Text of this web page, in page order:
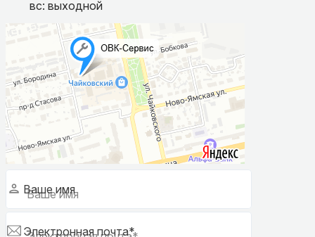
вс: выходной
Ваше имя
Электронная почта*